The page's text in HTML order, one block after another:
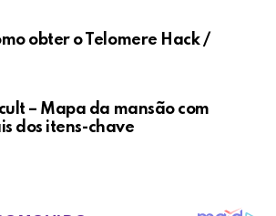
obter o Telomere Hack /
– Mapa da mansão com
dos itens-chave